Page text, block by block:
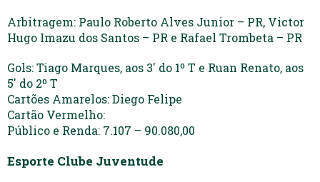
Arbitragem: Paulo Roberto Alves Junior – PR, Victor
Hugo Imazu dos Santos – PR e Rafael Trombeta – PR
Gols: Tiago Marques, aos 3′ do 1º T e Ruan Renato, aos
5′ do 2º T
Cartões Amarelos: Diego Felipe
Cartão Vermelho:
Público e Renda: 7.107 – 90.080,00
Esporte Clube Juventude